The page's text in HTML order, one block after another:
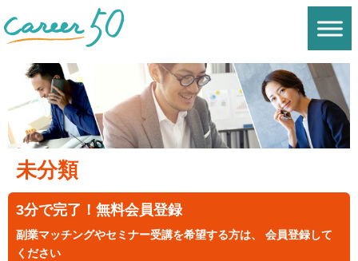
未分類
3分で完了！無料会員登録
副業マッチングやセミナー受講を希望する方は、 会員登録して
ください